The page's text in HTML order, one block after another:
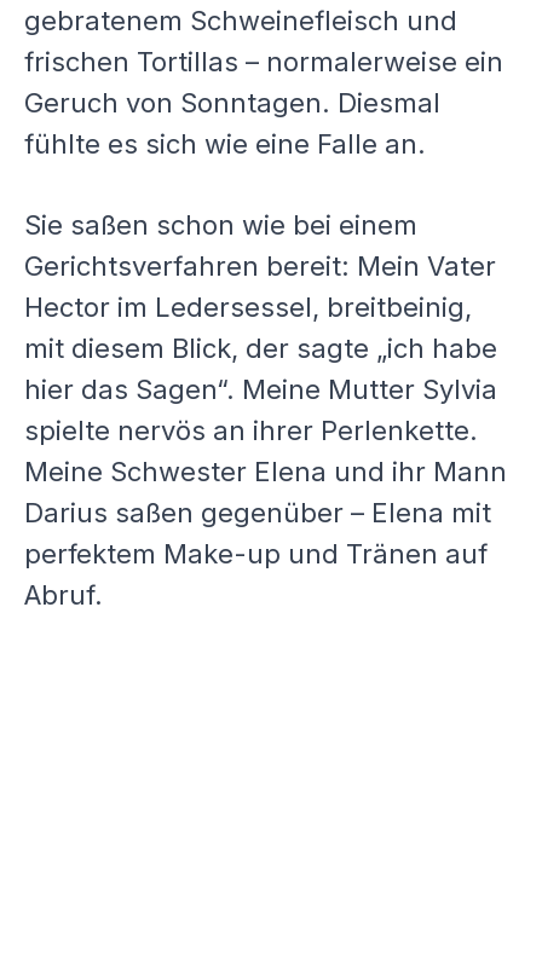
gebratenem Schweinefleisch und
frischen Tortillas – normalerweise ein
Geruch von Sonntagen. Diesmal
fühlte es sich wie eine Falle an.
Sie saßen schon wie bei einem
Gerichtsverfahren bereit: Mein Vater
Hector im Ledersessel, breitbeinig,
mit diesem Blick, der sagte „ich habe
hier das Sagen“. Meine Mutter Sylvia
spielte nervös an ihrer Perlenkette.
Meine Schwester Elena und ihr Mann
Darius saßen gegenüber – Elena mit
perfektem Make-up und Tränen auf
Abruf.